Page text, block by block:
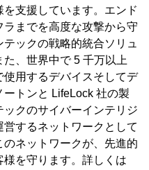
支援しています。エンド
までを高度な攻撃から守
ックの戦略的統合ソリュ
、世界中で 5 千万以上
用するデバイスそしてデ
トンと LifeLock 社の製
クのサイバーインテリジ
するネットワークとして
ネットワークが、先進的
を守ります。詳しくは